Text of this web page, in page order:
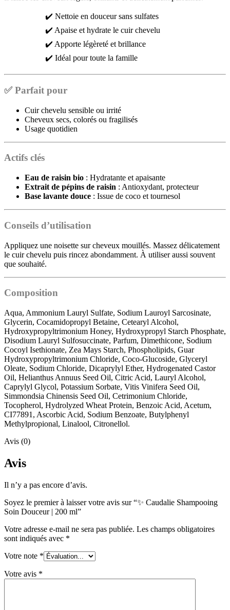
✔️ Nettoie en douceur sans sulfates
✔️ Apaise et hydrate le cuir chevelu
✔️ Apporte légèreté et brillance
✔️ Idéal pour toute la famille
✅ Parfait pour
Cuir chevelu sensible ou irrité
Cheveux secs, colorés ou fragilisés
Usage quotidien
Actifs clés
Eau de raisin bio : Hydratante et apaisante
Extrait de pépins de raisin : Antioxydant, protecteur
Base lavante douce : Issue de coco et tournesol
Conseils d’utilisation
Appliquez une noisette sur cheveux mouillés. Massez délicatement
le cuir chevelu puis rincez abondamment. À utiliser aussi souvent
que souhaité.
Composition
Aqua, Ammonium Lauryl Sulfate, Sodium Lauroyl Sarcosinate,
Glycerin, Cocamidopropyl Betaine, Cetearyl Alcohol,
Hydroxypropyltrimonium Honey, Hydroxypropyl Starch Phosphate,
Disodium Lauryl Sulfosuccinate, Parfum, Dimethicone, Sodium
Cocoyl Isethionate, Zea Mays Starch, Phospholipids, Guar
Hydroxypropyltrimonium Chloride, Coco-Glucoside, Glyceryl
Oleate, Sodium Chloride, Dicaprylyl Ether, Hydrogenated Castor
Oil, Helianthus Annuus Seed Oil, Citric Acid, Lauryl Alcohol,
Caprylyl Glycol, Potassium Sorbate, Vitis Vinifera Seed Oil,
Simmondsia Chinensis Seed Oil, Cetrimonium Chloride,
Tocopherol, Hydrolyzed Wheat Protein, Benzoic Acid, Acetum,
CI77891, Ascorbic Acid, Sodium Benzoate, Butylphenyl
Methylpropional, Linalool, Citronellol.
Avis (0)
Avis
Il n’y a pas encore d’avis.
Soyez le premier à laisser votre avis sur “✨ Caudalie Shampooing
Soin Douceur | 200 ml”
Votre adresse e-mail ne sera pas publiée. Les champs obligatoires
sont indiqués avec *
Votre note *
Votre avis *